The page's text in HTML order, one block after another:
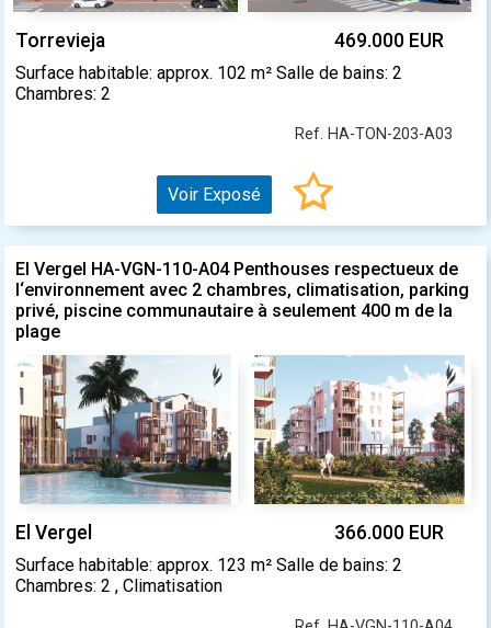
Torrevieja 469.000 EUR
Surface habitable: approx. 102 m² Salle de bains: 2
Chambres: 2
Ref. HA-TON-203-A03
Voir Exposé
El Vergel HA-VGN-110-A04 Penthouses respectueux de
l‘environnement avec 2 chambres, climatisation, parking
privé, piscine communautaire à seulement 400 m de la
plage
El Vergel 366.000 EUR
Surface habitable: approx. 123 m² Salle de bains: 2
Chambres: 2 , Climatisation